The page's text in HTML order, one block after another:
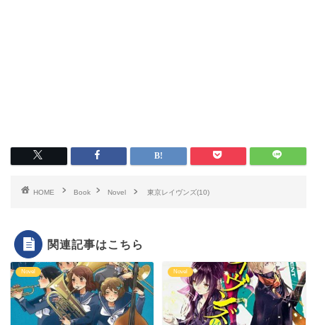
HOME Book Novel 東京レイヴンズ(10)
関連記事はこちら
Novel Novel